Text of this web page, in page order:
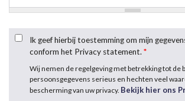
Ik geef hierbij toestemming om mijn
conform het Privacy statement. *
Wij nemen de regelgeving met betrekking tot de
persoonsgegevens serieus en hechten veel
bescherming van uw privacy. Bekijk hier ons